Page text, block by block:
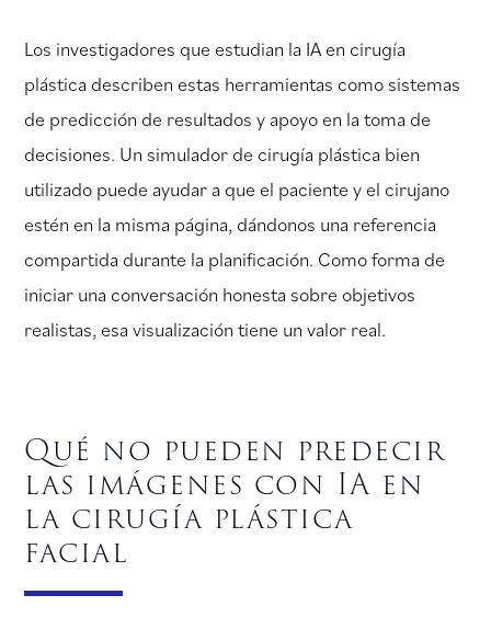
Los investigadores que estudian la IA en cirugía
plástica describen estas herramientas como sistemas
de predicción de resultados y apoyo en la toma de
decisiones. Un simulador de cirugía plástica bien
utilizado puede ayudar a que el paciente y el cirujano
estén en la misma página, dándonos una referencia
compartida durante la planificación. Como forma de
iniciar una conversación honesta sobre objetivos
realistas, esa visualización tiene un valor real.
Qué no pueden predecir
las imágenes con IA en
la cirugía plástica
facial